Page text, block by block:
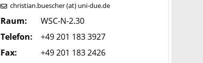
christian.buescher (at) uni-due.de
Raum:
WSC-N-2.30
Telefon:
+49 201 183 3927
Fax:
+49 201 183 2426